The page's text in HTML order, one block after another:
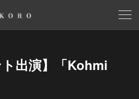
出演】「Kohmi